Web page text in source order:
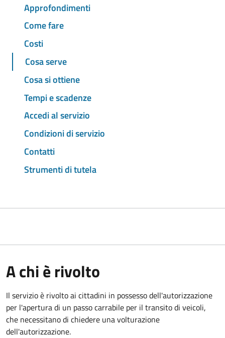
Approfondimenti
Come fare
Costi
Cosa serve
Cosa si ottiene
Tempi e scadenze
Accedi al servizio
Condizioni di servizio
Contatti
Strumenti di tutela
A chi è rivolto
Il servizio è rivolto ai cittadini in possesso dell'autorizzazione
per l'apertura di un passo carrabile per il transito di veicoli,
che necessitano di chiedere una volturazione
dell'autorizzazione.